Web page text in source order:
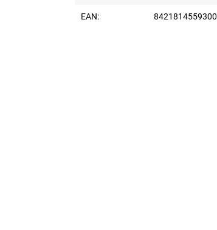
EAN: 8421814559300